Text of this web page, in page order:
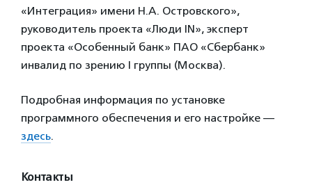
«Интеграция» имени Н.А. Островского»,
руководитель проекта «Люди IN», эксперт
проекта «Особенный банк» ПАО «Сбербанк»
инвалид по зрению I группы (Москва).
Подробная информация по установке
программного обеспечения и его настройке —
здесь.
Контакты